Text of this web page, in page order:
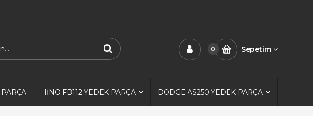
0 Sepetim
HİNO FB112 YEDEK PARÇA DODGE AS250 YEDEK PARÇA